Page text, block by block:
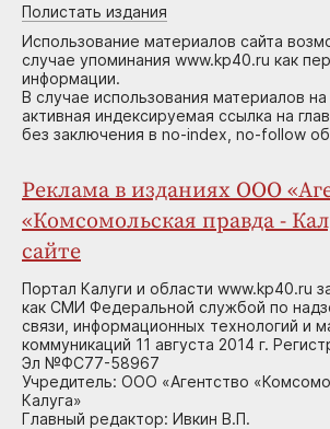
Полистать издания
Использование материалов сайта
случае упоминания www.kp40.ru как
информации.
В случае использования материалов на
активная индексируемая ссылка на
без заключения в no-index, no-follow
Реклама в изданиях ООО
«Комсомольская правда -
сайте
Портал Калуги и области www.kp40.ru
как СМИ Федеральной службой по
связи, информационных технологий и
коммуникаций 11 августа 2014 г.
Эл №ФС77-58967
Учредитель: ООО «Агентство
Калуга»
Главный редактор: Ивкин В.П.